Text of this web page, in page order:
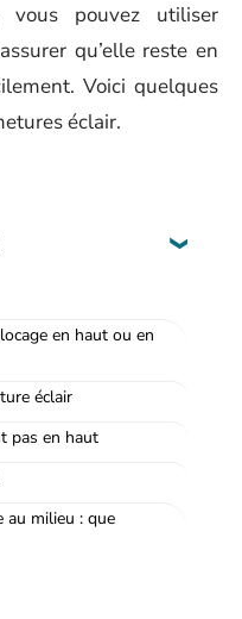
vous pouvez utiliser
qu’elle reste en
Voici quelques
éclair.
en haut ou en
éclair
pas en haut
au milieu : que